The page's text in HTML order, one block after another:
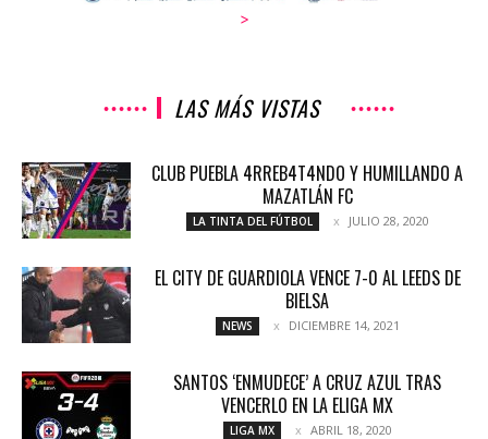
>
LAS MÁS VISTAS
CLUB PUEBLA 4RREB4T4NDO Y HUMILLANDO A
MAZATLÁN FC
LA TINTA DEL FÚTBOL JULIO 28, 2020
EL CITY DE GUARDIOLA VENCE 7-0 AL LEEDS DE
BIELSA
NEWS DICIEMBRE 14, 2021
SANTOS ‘ENMUDECE’ A CRUZ AZUL TRAS
VENCERLO EN LA ELIGA MX
LIGA MX ABRIL 18, 2020